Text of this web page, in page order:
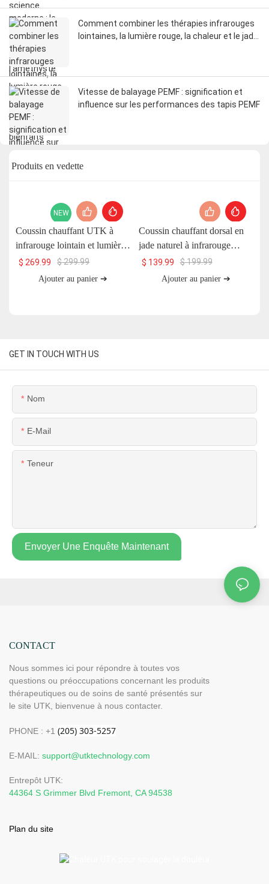
Comment combiner les thérapies infrarouges
lointaines, la lumière rouge, la chaleur et le jade
Vitesse de balayage PEMF : signification et
influence sur les performances des tapis PEMF
Produits en vedette
NEW
Coussin chauffant UTK à
infrarouge lointain et lumière
rouge avec pierre de jade et
aimants, 66 x 51 cm, H13T4
$ 269.99 $299.99
Ajouter au panier ➔
Coussin chauffant dorsal en
jade naturel à infrarouge
lointain UTK, H11S2
$ 139.99 $199.99
Ajouter au panier ➔
GET IN TOUCH WITH US
Nom
E-Mail
Teneur
Envoyer Une Enquête Maintenant
CONTACT
Nous sommes ici pour répondre à toutes vos
questions ou préoccupations concernant les produits
thérapeutiques ou de soins de santé présentés sur
le site UTK, bienvenue à nous contacter.
PHONE : +1
E-MAIL: support@utktechnology.com
Entrepôt UTK:
44364 S Grimmer Blvd Fremont, CA 94538
Plan du site